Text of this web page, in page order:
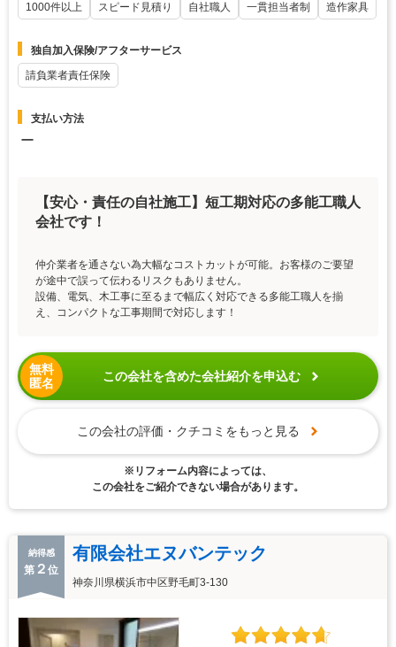
1000件以上
スピード見積り 自社職人 一貫担当者制 造作家具
独自加入保険/アフターサービス
請負業者責任保険
支払い方法
ー
【安心・責任の自社施工】短工期対応の多能工職人
会社です！
仲介業者を通さない為大幅なコストカットが可能。お客様のご要望
が途中で誤って伝わるリスクもありません。
設備、電気、木工事に至るまで幅広く対応できる多能工職人を揃
え、コンパクトな工事期間で対応します！
無料
匿名
この会社を含めた会社紹介を申込む
この会社の評価・クチコミをもっと見る
※リフォーム内容によっては、
この会社をご紹介できない場合があります。
納得感
第 ２ 位
有限会社エヌバンテック
神奈川県横浜市中区野毛町3-130